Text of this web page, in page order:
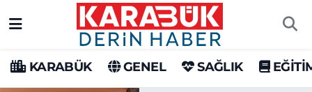
KARABÜK GENEL SAĞLIK
Karabük Hava Durumu